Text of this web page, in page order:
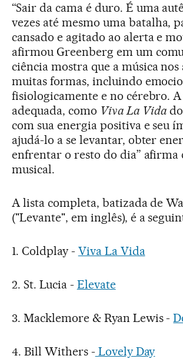
“Sair da cama é duro. É uma
vezes até mesmo uma batalha,
cansado e agitado ao alerta e
afirmou Greenberg em um
ciência mostra que a música nos
muitas formas, incluindo
fisiologicamente e no cérebro.
adequada, como Viva La Vida
com sua energia positiva e seu
ajudá-lo a se levantar, obter
enfrentar o resto do dia” afirma
musical.
A lista completa, batizada de
("Levante", em inglês), é a
1. Coldplay - Viva La Vida
2. St. Lucia - Elevate
3. Macklemore & Ryan Lewis -
4. Bill Withers -Lovely Day